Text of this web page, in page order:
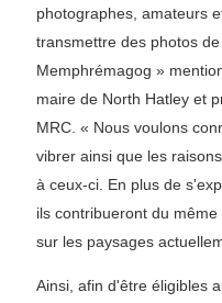
photographes, amateurs
transmettre des photos
Memphrémagog »
maire de North Hatley et
MRC. « Nous voulons
vibrer ainsi que les
à ceux-ci. En plus de
ils contribueront du
sur les paysages
Ainsi, afin d'être éligibles